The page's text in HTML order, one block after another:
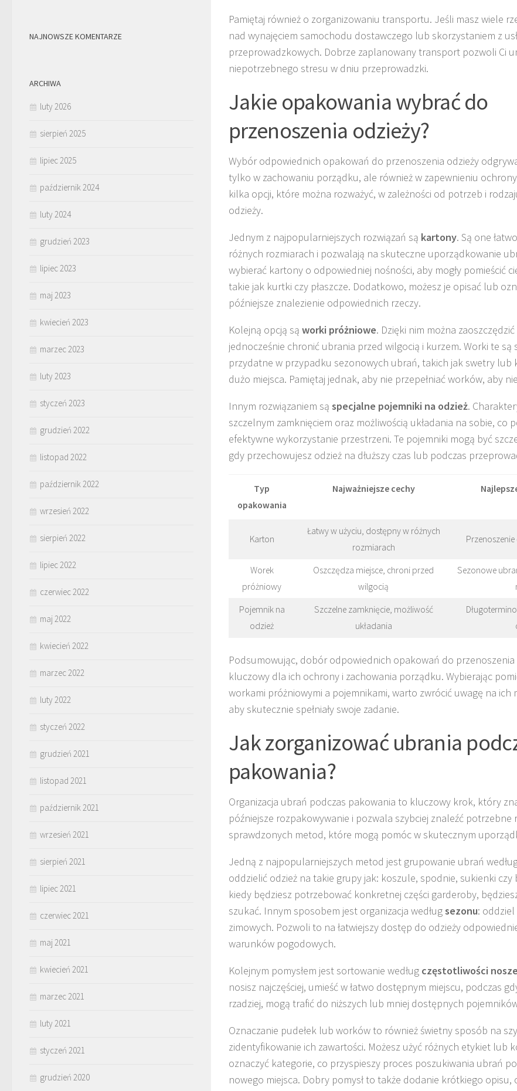
Pamiętaj również o zorganizowaniu transportu. Jeśli masz wiele
nad wynajęciem samochodu dostawczego lub skorzystaniem z
przeprowadzkowych. Dobrze zaplanowany transport pozwoli Ci
niepotrzebnego stresu w dniu przeprowadzki.
Jakie opakowania wybrać do
przenoszenia odzieży?
Wybór odpowiednich opakowań do przenoszenia odzieży
tylko w zachowaniu porządku, ale również w zapewnieniu
kilka opcji, które można rozważyć, w zależności od potrzeb i
odzieży.
Jednym z najpopularniejszych rozwiązań są kartony. Są one
różnych rozmiarach i pozwalają na skuteczne uporządkowanie
wybierać kartony o odpowiedniej nośności, aby mogły pomieścić
takie jak kurtki czy płaszcze. Dodatkowo, możesz je opisać lub
późniejsze znalezienie odpowiednich rzeczy.
Kolejną opcją są worki próżniowe. Dzięki nim można zaoszczędzić
jednocześnie chronić ubrania przed wilgocią i kurzem. Worki te są
przydatne w przypadku sezonowych ubrań, takich jak swetry lub
dużo miejsca. Pamiętaj jednak, aby nie przepełniać worków, aby
Innym rozwiązaniem są specjalne pojemniki na odzież.
szczelnym zamknięciem oraz możliwością układania na sobie, co
efektywne wykorzystanie przestrzeni. Te pojemniki mogą być
gdy przechowujesz odzież na dłuższy czas lub podczas
Typ
opakowania
Najważniejsze cechy
Karton
Łatwy w użyciu, dostępny w różnych
rozmiarach
Worek
próżniowy
Oszczędza miejsce, chroni przed
wilgocią
Sezonowe
Pojemnik na
odzież
Szczelne zamknięcie, możliwość
układania
Podsumowując, dobór odpowiednich opakowań do przenoszenia
kluczowy dla ich ochrony i zachowania porządku. Wybierając
workami próżniowymi a pojemnikami, warto zwrócić uwagę na ich
aby skutecznie spełniały swoje zadanie.
Jak zorganizować ubrania
pakowania?
Organizacja ubrań podczas pakowania to kluczowy krok, który
późniejsze rozpakowywanie i pozwala szybciej znaleźć potrzebne
sprawdzonych metod, które mogą pomóc w skutecznym
Jedną z najpopularniejszych metod jest grupowanie ubrań
oddzielić odzież na takie grupy jak: koszule, spodnie, sukienki czy
kiedy będziesz potrzebować konkretnej części garderoby,
szukać. Innym sposobem jest organizacja wedługsezonu:
zimowych. Pozwoli to na łatwiejszy dostęp do odzieży
warunków pogodowych.
Kolejnym pomysłem jest sortowanie według częstotliwości
nosisz najczęściej, umieść w łatwo dostępnym miejscu, podczas
rzadziej, mogą trafić do niższych lub mniej dostępnych
Oznaczanie pudełek lub worków to również świetny sposób na
zidentyfikowanie ich zawartości. Możesz użyć różnych etykiet lub
oznaczyć kategorie, co przyspieszy proces poszukiwania ubrań
nowego miejsca. Dobry pomysł to także dodanie krótkiego opisu,
NAJNOWSZE KOMENTARZE
ARCHIWA
luty 2026
sierpień 2025
lipiec 2025
październik 2024
luty 2024
grudzień 2023
lipiec 2023
maj 2023
kwiecień 2023
marzec 2023
luty 2023
styczeń 2023
grudzień 2022
listopad 2022
październik 2022
wrzesień 2022
sierpień 2022
lipiec 2022
czerwiec 2022
maj 2022
kwiecień 2022
marzec 2022
luty 2022
styczeń 2022
grudzień 2021
listopad 2021
październik 2021
wrzesień 2021
sierpień 2021
lipiec 2021
czerwiec 2021
maj 2021
kwiecień 2021
marzec 2021
luty 2021
styczeń 2021
grudzień 2020